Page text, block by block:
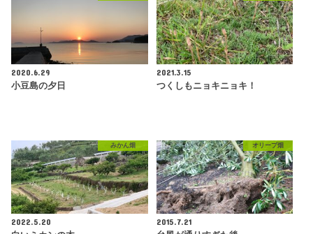
2020.6.29
小豆島の夕日
2021.3.15
つくしもニョキニョキ！
みかん畑
2022.5.20
オリーブ畑
2015.7.21